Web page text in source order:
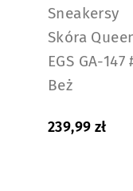
Sneakersy
Skóra
EGS GA-147
Beż
239,99 zł